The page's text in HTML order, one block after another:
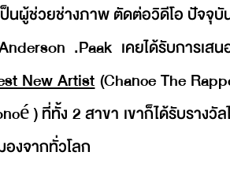
นผู้ช่วยช่างภาพ ตัดต่อวิดีโอ ปัจจุบั
.Paak เคยได้รับการเสน
New Artist (Chance The
) ที่ทั้ง 2 สาขา เขาก็ได้รับรางวั
งจากทั่วโลก